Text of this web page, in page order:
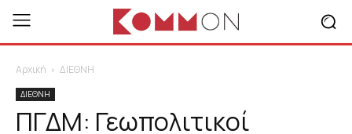
Αρχική ΔΙΕΘΝΗ
ΔΙΕΘΝΗ
ΠΓΔΜ: Γεωπολιτικοί